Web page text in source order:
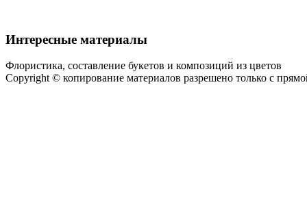
Интересные материалы
Флористика, составление букетов и композиций из цветов
Copyright © копирование материалов разрешено только с